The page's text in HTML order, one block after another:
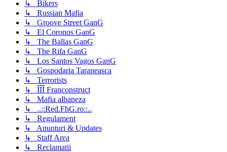
↳ Bikers
↳ Russian Mafia
↳ Groove Street GanG
↳ El Coronos GanG
↳ The Ballas GanG
↳ The Rifa GanG
↳ Los Santos Vagos GanG
↳ Gospodaria Taraneasca
↳ Terrorists
↳ ÎÎÎ Franconstruct
↳ Mafia albaneza
↳ ..::Red.FhG.ro::..
↳ Regulament
↳ Anunturi & Updates
↳ Staff Area
↳ Reclamatii